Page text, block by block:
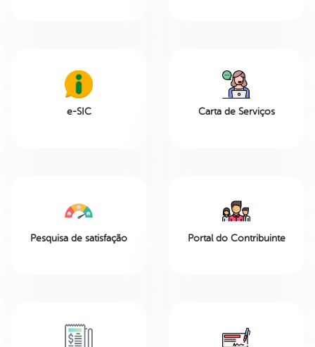
e-SIC Carta de Serviços
Pesquisa de satisfação Portal do Contribuinte